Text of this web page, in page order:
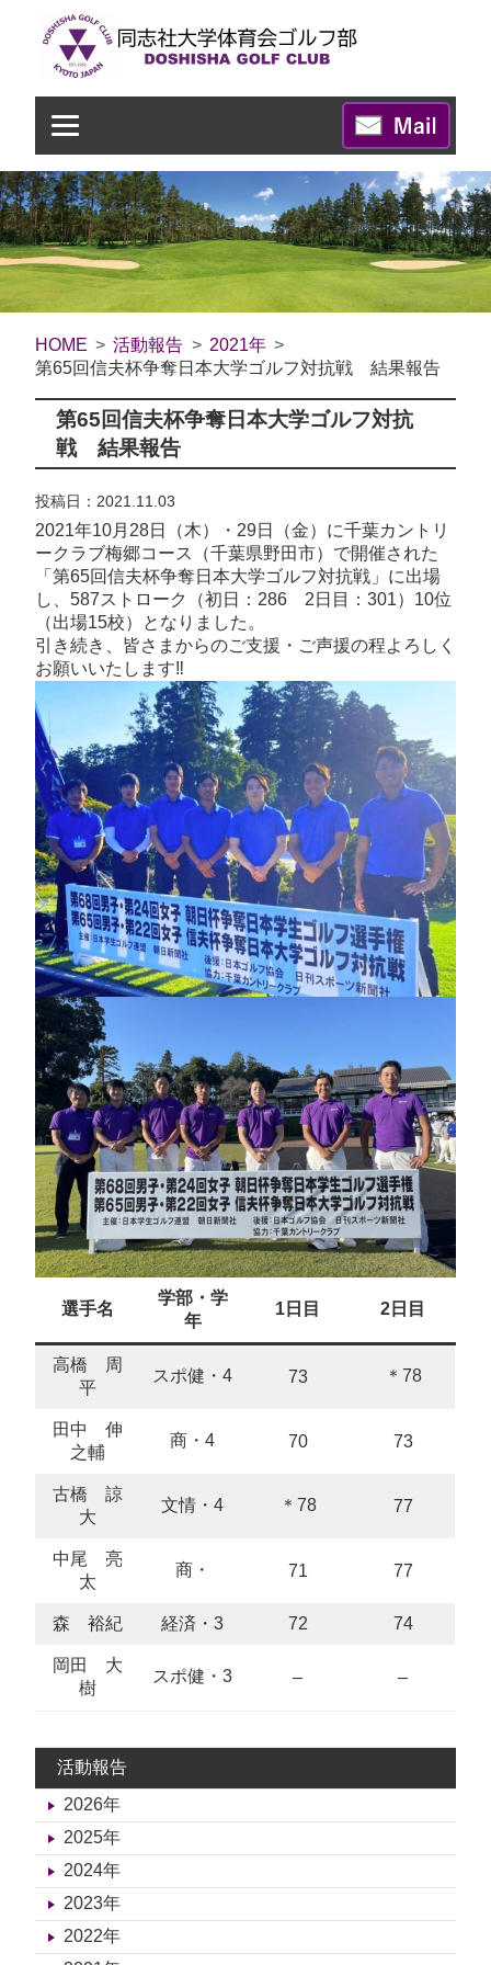
HOME 活動報告
2021年
第65回信夫杯争奪日本大学ゴルフ対抗戦 結果報告
第65回信夫杯争奪日本大学ゴルフ対抗
戦 結果報告
投稿日：2021.11.03
2021年10月28日（木）・29日（金）に千葉カントリ
ークラブ梅郷コース（千葉県野田市）で開催された
「第65回信夫杯争奪日本大学ゴルフ対抗戦」に出場
し、587ストローク（初日：286 2日目：301）10位
（出場15校）となりました。
引き続き、皆さまからのご支援・ご声援の程よろしく
お願いいたします‼
選手名
学部・学
年
1日目 2日目
高橋 周
平
スポ健・4 73 ＊78
田中 伸
之輔
商・4 70 73
古橋 諒
大
文情・4 ＊78 77
中尾 亮
太
商・ 71 77
森 裕紀 経済・3 72 74
岡田 大
樹
スポ健・3 – –
活動報告
2026年
2025年
2024年
2023年
2022年